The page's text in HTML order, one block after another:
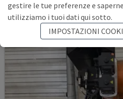
gestire le tue preferenze e
utilizziamo i tuoi dati qui sotto.
IMPOSTAZIONI